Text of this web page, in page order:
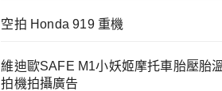
空拍 Honda 919 重機
維迪歐SAFE M1小妖姬摩托車胎壓胎
拍機拍攝廣告